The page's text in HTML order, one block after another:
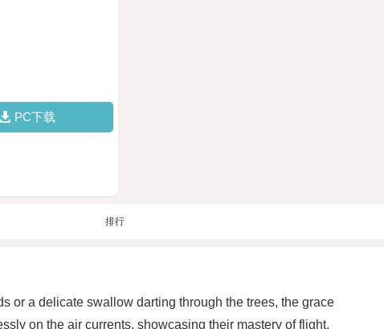
PC下载
排行
or a delicate swallow darting through the trees, the grace
on the air currents, showcasing their mastery of flight.